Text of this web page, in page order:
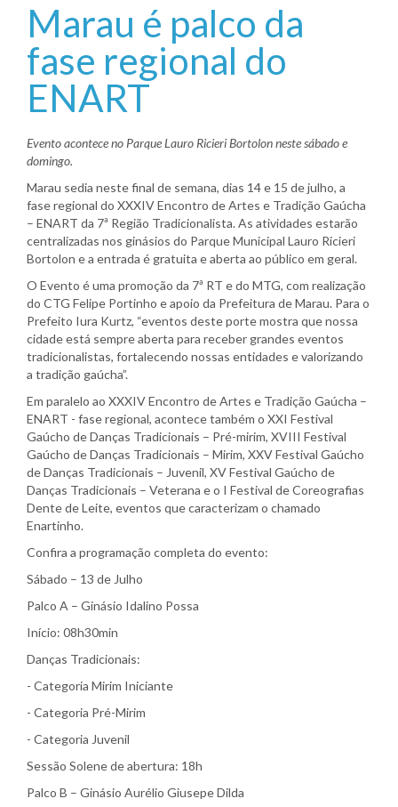
Marau é palco da
fase regional do
ENART
Evento acontece no Parque Lauro Ricieri Bortolon neste sábado e
domingo.
Marau sedia neste final de semana, dias 14 e 15 de julho, a
fase regional do XXXIV Encontro de Artes e Tradição Gaúcha
– ENART da 7ª Região Tradicionalista. As atividades estarão
centralizadas nos ginásios do Parque Municipal Lauro Ricieri
Bortolon e a entrada é gratuita e aberta ao público em geral.
O Evento é uma promoção da 7ª RT e do MTG, com realização
do CTG Felipe Portinho e apoio da Prefeitura de Marau. Para o
Prefeito Iura Kurtz, “eventos deste porte mostra que nossa
cidade está sempre aberta para receber grandes eventos
tradicionalistas, fortalecendo nossas entidades e valorizando
a tradição gaúcha”.
Em paralelo ao XXXIV Encontro de Artes e Tradição Gaúcha –
ENART - fase regional, acontece também o XXI Festival
Gaúcho de Danças Tradicionais – Pré-mirim, XVIII Festival
Gaúcho de Danças Tradicionais – Mirim, XXV Festival Gaúcho
de Danças Tradicionais – Juvenil, XV Festival Gaúcho de
Danças Tradicionais – Veterana e o I Festival de Coreografias
Dente de Leite, eventos que caracterizam o chamado
Enartinho.
Confira a programação completa do evento:
Sábado – 13 de Julho
Palco A – Ginásio Idalino Possa
Início: 08h30min
Danças Tradicionais:
- Categoria Mirim Iniciante
- Categoria Pré-Mirim
- Categoria Juvenil
Sessão Solene de abertura: 18h
Palco B – Ginásio Aurélio Giusepe Dilda